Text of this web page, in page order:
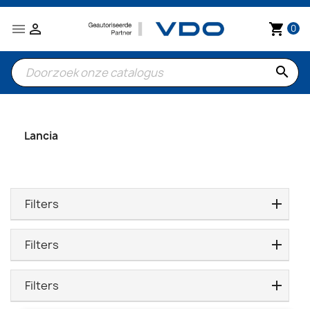
 shopping_cart 0

search
Lancia
Filters
Filters
Filters